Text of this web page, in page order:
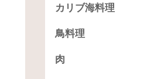
カリブ海料理
鳥料理
肉